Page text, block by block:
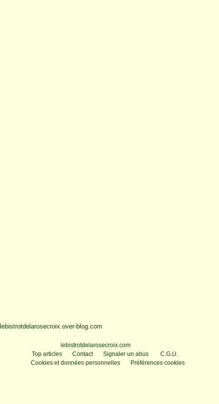
lebistrotdelarosecroix.over-blog.com
lebistrotdelarosecroix.com
Top articles
Contact Signaler un abus
C.G.U.
Cookies et données personnelles
Préférences cookies